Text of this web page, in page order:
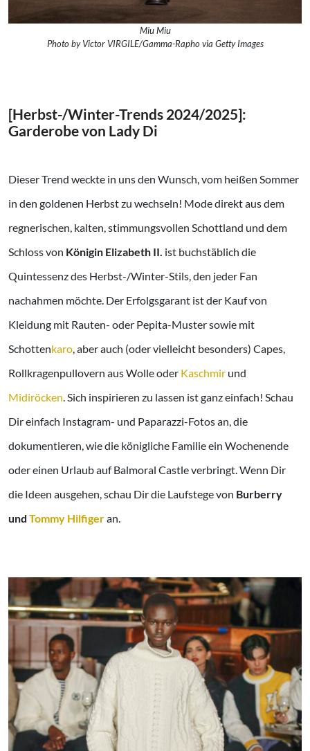
Miu Miu
Photo by Victor VIRGILE/Gamma-Rapho via Getty Images
[Herbst-/Winter-Trends 2024/2025]:
Garderobe von Lady Di
Dieser Trend weckte in uns den Wunsch, vom heißen Sommer
in den goldenen Herbst zu wechseln! Mode direkt aus dem
regnerischen, kalten, stimmungsvollen Schottland und dem
Schloss von Königin Elizabeth II. ist buchstäblich die
Quintessenz des Herbst-/Winter-Stils, den jeder Fan
nachahmen möchte. Der Erfolgsgarant ist der Kauf von
Kleidung mit Rauten- oder Pepita-Muster sowie mit
Schottenkaro, aber auch (oder vielleicht besonders) Capes,
Rollkragenpullovern aus Wolle oder Kaschmir und
Midiröcken. Sich inspirieren zu lassen ist ganz einfach! Schau
Dir einfach Instagram- und Paparazzi-Fotos an, die
dokumentieren, wie die königliche Familie ein Wochenende
oder einen Urlaub auf Balmoral Castle verbringt. Wenn Dir
die Ideen ausgehen, schau Dir die Laufstege von Burberry
und Tommy Hilfigeran.